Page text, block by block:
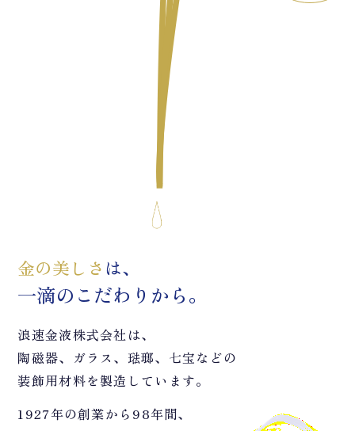
金の美しさは、
一滴のこだわりから。
浪速金液株式会社は、
陶磁器、ガラス、琺瑯、七宝などの
装飾用材料を製造しています。
1927年の創業から98年間、